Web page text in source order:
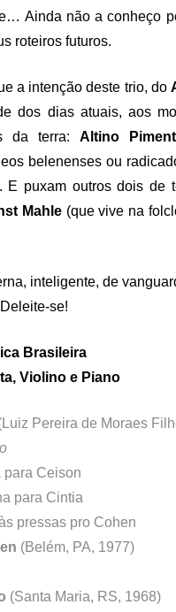
Ainda não a conheço
roteiros futuros.
a intenção deste trio, do
dos dias atuais, aos
da terra:Altino
belenenses ou
E puxam outros dois de
Mahle(que vive na
inteligente, de
se!
Brasileira
Violino e Piano
Pereira de Moraes
para Ceison
para Cintia
pressas pro Cohen
(Belém, PA, 1977)
(Santa Maria, RS, 1968)